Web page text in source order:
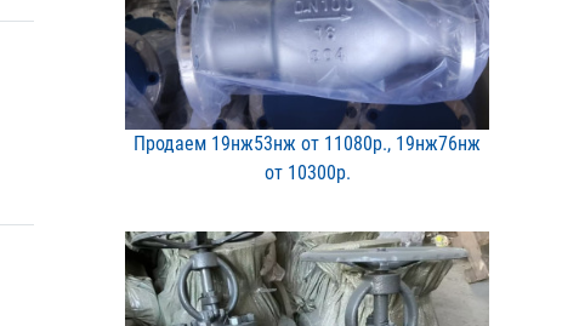
Продаем 19нж53нж от 1108​0р., 19нж76нж
от 10300р​.